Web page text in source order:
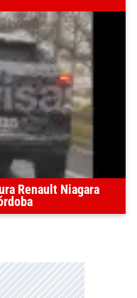
Renault Niagara